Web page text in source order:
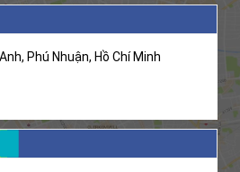
Phú Nhuận, Hồ Chí Minh